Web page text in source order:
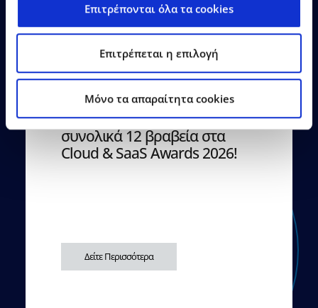
Επιτρέπονται όλα τα cookies
Επιτρέπεται η επιλογή
Mόνο τα απαραίτητα cookies
21.07.2026 Δελτία Τύπου
Ο Όμιλος EPSILONNET
αναδείχθηκε «SaaS Provider
of the Year», αποσπώντας
συνολικά 12 βραβεία στα
Cloud & SaaS Awards 2026!
Δείτε Περισσότερα